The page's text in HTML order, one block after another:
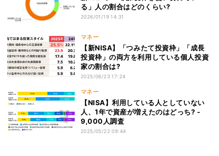
る」人の割合はどのくらい?
2026/01/19 14:31
マネー
【新NISA】「つみたて投資枠」「成長
投資枠」の両方を利用している個人投資
家の割合は?
2025/06/23 17:24
マネー
【NISA】利用している人としていない
人、1年で資産が増えたのはどっち? -
9,000人調査
2025/05/22 09:44